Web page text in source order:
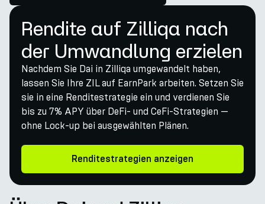
Rendite auf Zilliqa nach
der Umwandlung erzielen
Nachdem Sie Dai in Zilliqa umgewandelt haben,
lassen Sie Ihre ZIL auf EarnPark arbeiten. Setzen Sie
sie in eine Renditestrategie ein und verdienen Sie
bis zu 7% APY über DeFi- und CeFi-Strategien —
ohne Lock-up bei ausgewählten Plänen.
Renditestrategien anzeigen